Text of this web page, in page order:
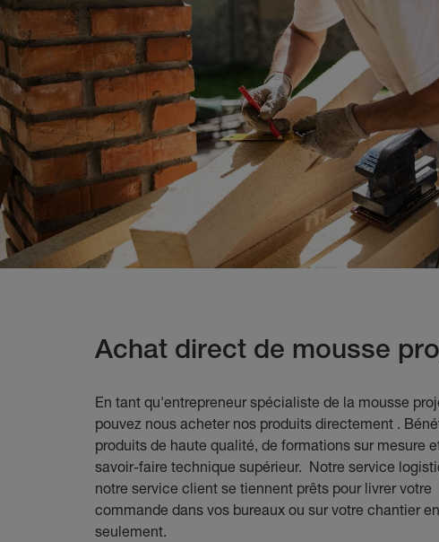
Achat direct de mousse
En tant qu'entrepreneur spécialiste de la mousse
pouvez nous acheter nos produits directement .
produits de haute qualité, de formations sur mesure
savoir-faire technique supérieur. Notre service
notre service client se tiennent prêts pour livrer votre
commande dans vos bureaux ou sur votre chantier
seulement.